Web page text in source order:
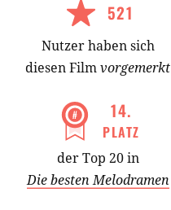
521
Nutzerhabensich
diesen Filmvorgemerkt
14.
PLATZ
der Top 20 in
Die besten Melodramen